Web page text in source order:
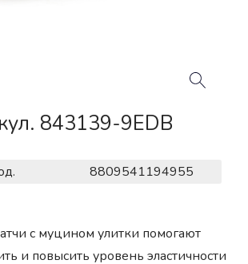
843139-9EDB
8809541194955
с муцином улитки помогают
и повысить уровень эластичности